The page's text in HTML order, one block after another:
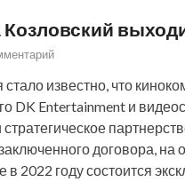
стало известно, что
DK Entertainment и
договора, на
2022 году состоится